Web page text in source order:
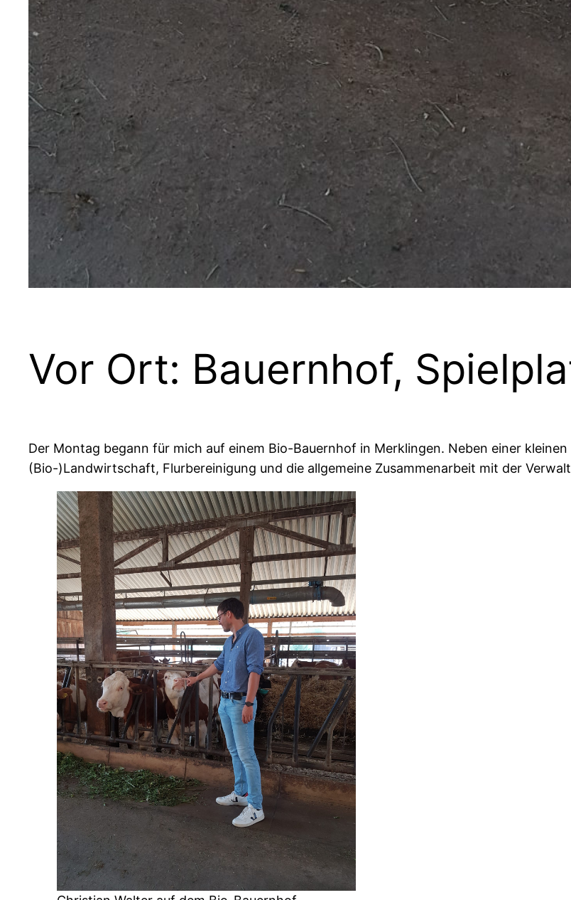
Vor Ort: Bauernhof,
Der Montag begann für mich auf einem Bio-Bauernhof in Merklingen. Neben einer
(Bio-)Landwirtschaft, Flurbereinigung und die allgemeine Zusammenarbeit mit der